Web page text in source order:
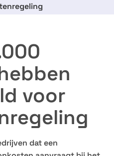
voor
dat een